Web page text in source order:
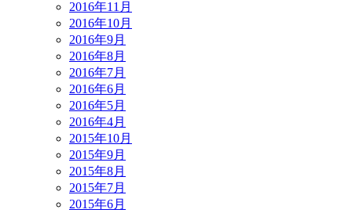
2016年11月
2016年10月
2016年9月
2016年8月
2016年7月
2016年6月
2016年5月
2016年4月
2015年10月
2015年9月
2015年8月
2015年7月
2015年6月